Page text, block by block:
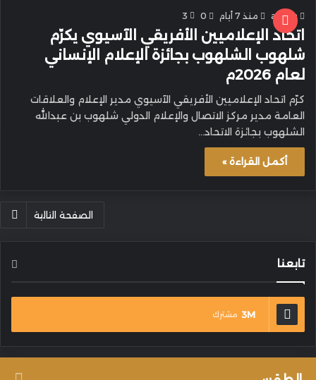
admin منذ 7 أيام 0
3
اتحاد الإعلاميين الأفريقي الآسيوي يكرّم
شلهوب الشلهوب بجائزة الإعلام الإنساني
لعام 2026م
كرّم اتحاد الإعلاميين الأفريقي الآسيوي مدير الإعلام والعلاقات
العامة مدير مركز الاتصال والإعلام الدولي شلهوب بن عبدالله
الشلهوب بجائزة الاتحاد…
أكمل القراءة »
الصفحة التالية
تابعنا
3M مشترك